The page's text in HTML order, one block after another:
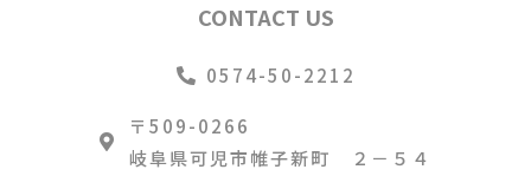
CONTACT US
0574-50-2212
〒509-0266
岐阜県可児市帷子新町 ２－５４